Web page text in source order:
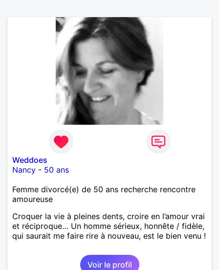
Weddoes
Nancy - 50 ans
Femme divorcé(e) de 50 ans recherche rencontre
amoureuse
Croquer la vie à pleines dents, croire en l’amour vrai
et réciproque… Un homme sérieux, honnête / fidèle,
qui saurait me faire rire à nouveau, est le bien venu !
Voir le profil